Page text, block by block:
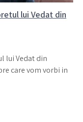
lui Vedat din
lui Vedat din
care vom vorbi in